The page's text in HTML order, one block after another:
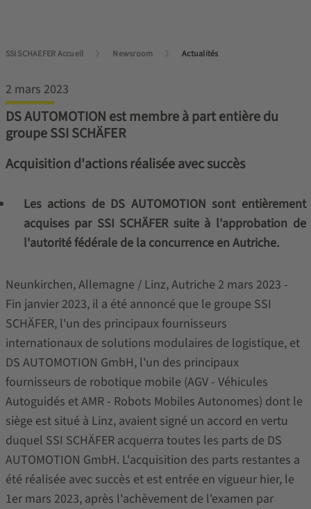
SSI SCHAEFER Accueil Newsroom Actualités
2 mars 2023
DS AUTOMOTION est membre à part entière du
groupe SSI SCHÄFER
Acquisition d'actions réalisée avec succès
Les actions de DS AUTOMOTION sont entièrement
acquises par SSI SCHÄFER suite à l'approbation de
l'autorité fédérale de la concurrence en Autriche.
Neunkirchen, Allemagne / Linz, Autriche 2 mars 2023 -
Fin janvier 2023, il a été annoncé que le groupe SSI
SCHÄFER, l'un des principaux fournisseurs
internationaux de solutions modulaires de logistique, et
DS AUTOMOTION GmbH, l'un des principaux
fournisseurs de robotique mobile (AGV - Véhicules
Autoguidés et AMR - Robots Mobiles Autonomes) dont le
siège est situé à Linz, avaient signé un accord en vertu
duquel SSI SCHÄFER acquerra toutes les parts de DS
AUTOMOTION GmbH. L'acquisition des parts restantes a
été réalisée avec succès et est entrée en vigueur hier, le
1er mars 2023, après l'achèvement de l'examen par